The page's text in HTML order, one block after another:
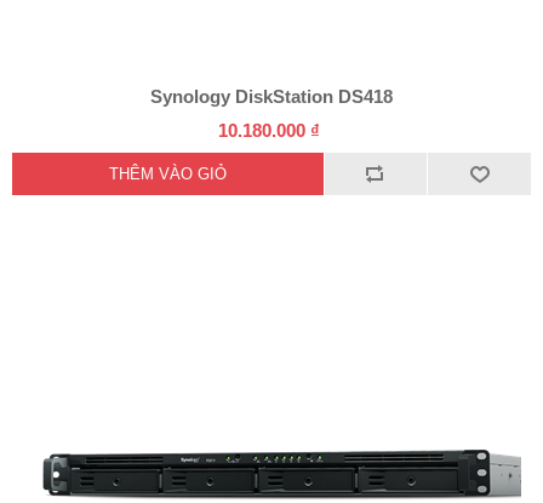
Synology DiskStation DS418
10.180.000 ₫